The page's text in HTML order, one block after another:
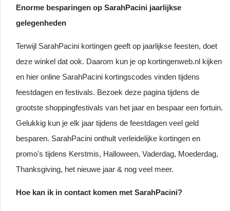
Enorme besparingen op SarahPacini jaarlijkse
gelegenheden
Terwijl SarahPacini kortingen geeft op jaarlijkse feesten, doet
deze winkel dat ook. Daarom kun je op kortingenweb.nl kijken
en hier online SarahPacini kortingscodes vinden tijdens
feestdagen en festivals. Bezoek deze pagina tijdens de
grootste shoppingfestivals van het jaar en bespaar een fortuin.
Gelukkig kun je elk jaar tijdens de feestdagen veel geld
besparen. SarahPacini onthult verleidelijke kortingen en
promo's tijdens Kerstmis, Halloween, Vaderdag, Moederdag,
Thanksgiving, het nieuwe jaar & nog veel meer.
Hoe kan ik in contact komen met SarahPacini?